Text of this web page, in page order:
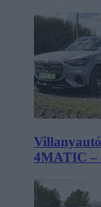
Villanyautó
4MATIC –